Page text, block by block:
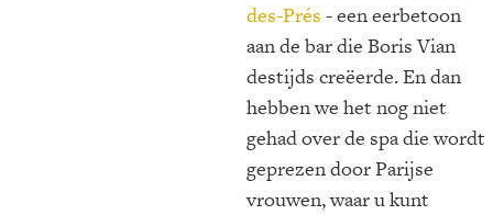
des-Prés - een eerbetoon
aan de bar die Boris Vian
destijds creëerde. En dan
hebben we het nog niet
gehad over de spa die wordt
geprezen door Parijse
vrouwen, waar u kunt